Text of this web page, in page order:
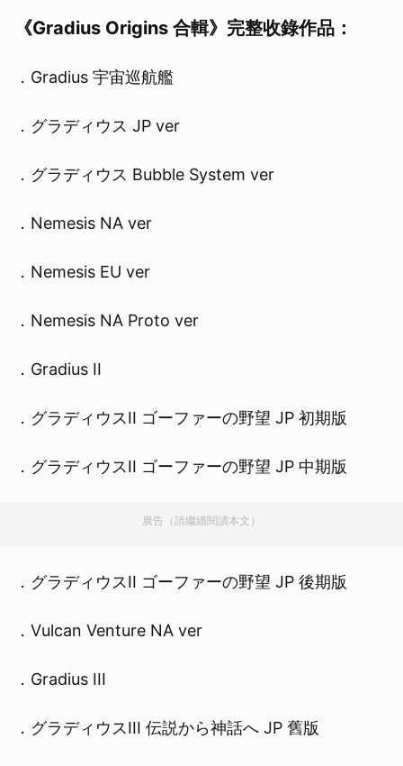
《Gradius Origins 合輯》完整收錄作品：
．Gradius 宇宙巡航艦
．グラディウス JP ver
．グラディウス Bubble System ver
．Nemesis NA ver
．Nemesis EU ver
．Nemesis NA Proto ver
．Gradius II
．グラディウスII ゴーファーの野望 JP 初期版
．グラディウスII ゴーファーの野望 JP 中期版
廣告（請繼續閱讀本文）
．グラディウスII ゴーファーの野望 JP 後期版
．Vulcan Venture NA ver
．Gradius III
．グラディウスIII 伝説から神話へ JP 舊版